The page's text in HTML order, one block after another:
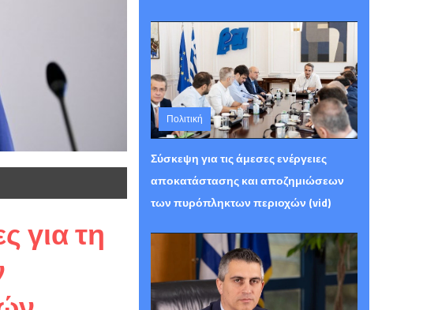
για τη
Πολιτική
Τετάρτη 05 Αυγούστου 2026 15:26
Σύσκεψη για τις άμεσες ενέργειες
αποκατάστασης και αποζημιώσεων
των πυρόπληκτων περιοχών (vid)